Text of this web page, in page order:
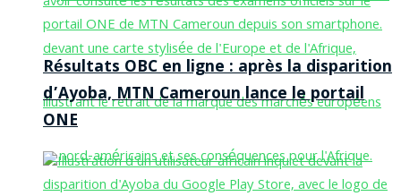
Résultats OBC en ligne : après la disparition
d’Ayoba, MTN Cameroun lance le portail
ONE